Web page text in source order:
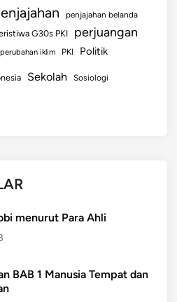
penjajahan belanda
G30s PKI perjuangan
perubahan iklim PKI Politik
Sekolah Sosiologi
menurut Para Ahli
BAB 1 Manusia Tempat dan